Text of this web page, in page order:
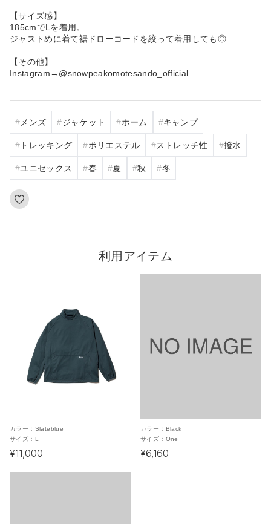
【サイズ感】
185cmでLを着用。
ジャストめに着て裾ドローコードを絞って着用しても◎
【その他】
Instagram→@snowpeakomotesando_official
メンズ ジャケット ホーム キャンプ
トレッキング ポリエステル ストレッチ性 撥水
ユニセックス 春 夏 秋 冬
利用アイテム
カラー： Slateblue
サイズ： L
¥11,000
カラー： Black
サイズ： One
¥6,160